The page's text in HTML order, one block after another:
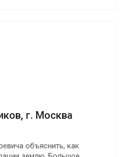
г. Москва
объяснить, как